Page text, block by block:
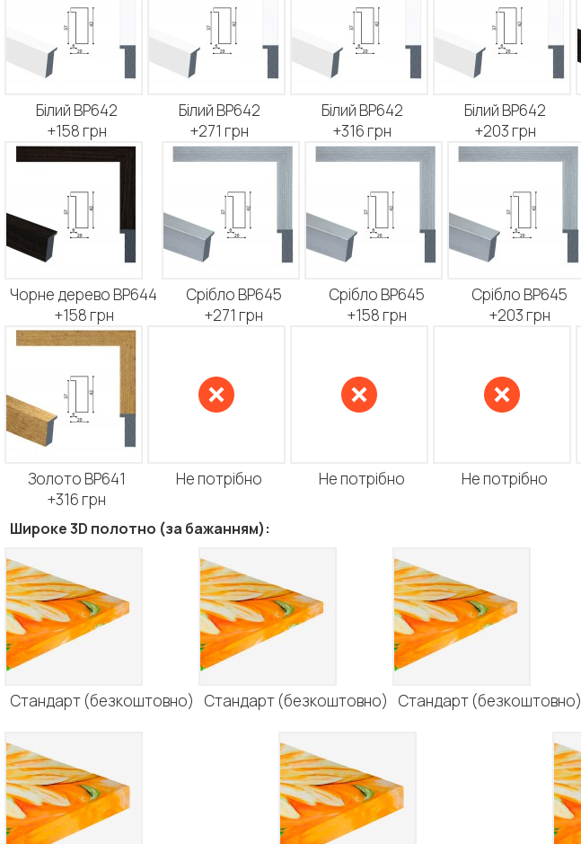
Білий BP642
+158 грн
Білий BP642
+271 грн
Білий BP642
+316 грн
Білий BP642
+203 грн
Чорне дерево BP644
+158 грн
Срібло BP645
+271 грн
Срібло BP645
+158 грн
Срібло BP645
+203 грн
Золото BP641
+316 грн
Не потрібно Не потрібно Не потрібно
Широке 3D полотно (за бажанням):
Стандарт (безкоштовно) Стандарт (безкоштовно) Стандарт (безкоштовно)